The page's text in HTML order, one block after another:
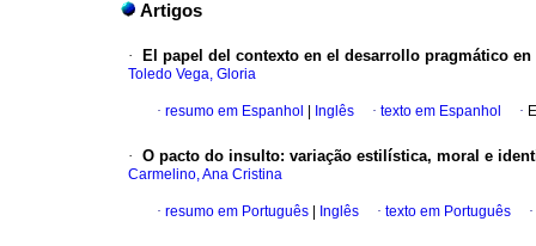
Artigos
· El papel del contexto en el desarrollo pragmático
Toledo Vega, Gloria
· resumo em Espanhol Inglês · texto em Espanhol ·
· O pacto do insulto: variação estilística, moral e
Carmelino, Ana Cristina
· resumo em Português Inglês · texto em Português ·